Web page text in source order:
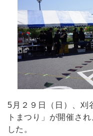
5月２９日（日）、刈
トまつり」が開催さ
した。